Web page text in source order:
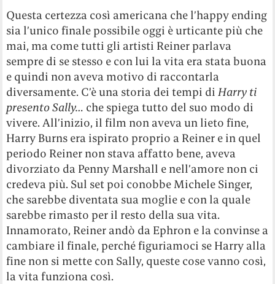
Questa certezza così americana che l’happy ending
sia l’unico finale possibile oggi è urticante più che
mai, ma come tutti gli artisti Reiner parlava
sempre di se stesso e con lui la vita era stata buona
e quindi non aveva motivo di raccontarla
diversamente. C’è una storia dei tempi diHarry ti
presento Sally… che spiega tutto del suo modo di
vivere. All’inizio, il film non aveva un lieto fine,
Harry Burns era ispirato proprio a Reiner e in quel
periodo Reiner non stava affatto bene, aveva
divorziato da Penny Marshall e nell’amore non ci
credeva più. Sul set poi conobbe Michele Singer,
che sarebbe diventata sua moglie e con la quale
sarebbe rimasto per il resto della sua vita.
Innamorato, Reiner andò da Ephron e la convinse a
cambiare il finale, perché figuriamoci se Harry alla
fine non si mette con Sally, queste cose vanno così,
la vita funziona così.